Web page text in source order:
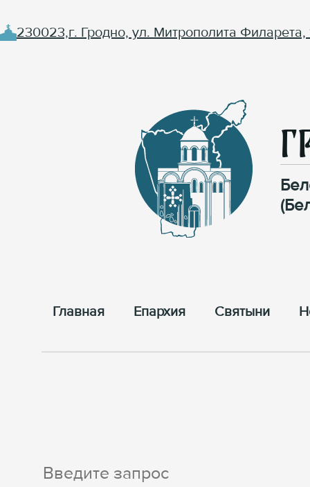
230023,г. Гродно, ул. Митрополита Филарета,
Главная Епархия Cвятыни